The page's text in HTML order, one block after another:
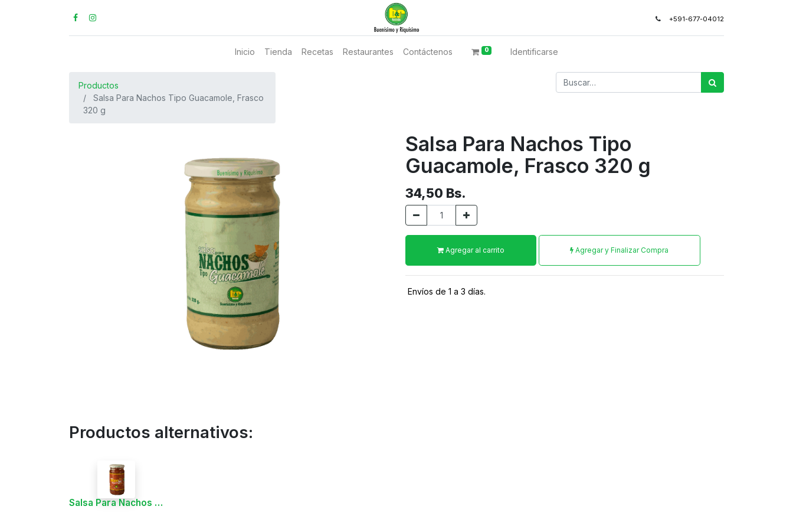
+591-677-04012
Inicio Tienda Recetas Restaurantes Contáctenos 0 Identificarse
Productos
Salsa Para Nachos Tipo Guacamole, Frasco
320 g
Salsa Para Nachos Tipo
Guacamole, Frasco 320 g
34,50 Bs.
Agregar al carrito Agregar y Finalizar Compra
Envíos de 1 a 3 días.
Productos alternativos:
Salsa Para Nachos Pico de Gallo, Frasco 360 g